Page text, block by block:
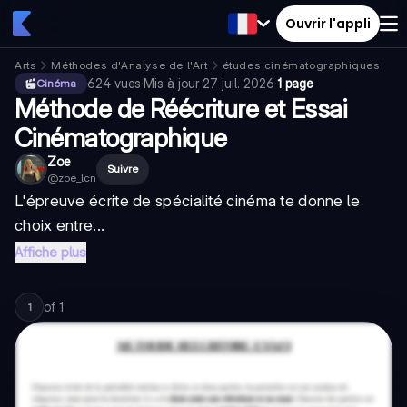
Ouvrir l'appli
Arts Méthodes d'Analyse de l'Art
études cinématographiques
Cinéma
624 vues·Mis à jour 27 juil. 2026·1 page
Méthode de Réécriture et Essai
Cinématographique
Zoe
@zoe_lcn
Suivre
L'épreuve écrite de spécialité cinéma te donne le
choix entre...
Affiche plus
1 of 1